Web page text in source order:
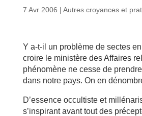
7 Avr 2006 | Autres croyances et
Y a-t-il un problème de sectes
croire le ministère des Affaires
phénomène ne cesse de
dans notre pays. On en
D’essence occultiste et
s’inspirant avant tout des